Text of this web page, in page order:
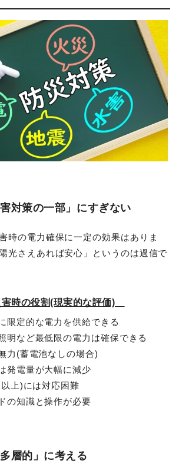
対策の一部」にすぎない
時の電力確保に一定の効果はありま
光さえあれば安心」というのは過信で
時の役割(現実的な評価)
限定的な電力を供給できる
明など最低限の電力は確保できる
力(蓄電池なしの場合)
発電量が大幅に減少
上)には対応困難
の知識と操作が必要
層的」に考える